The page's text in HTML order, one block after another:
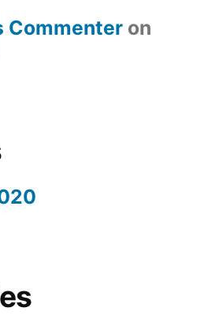
Commenter on